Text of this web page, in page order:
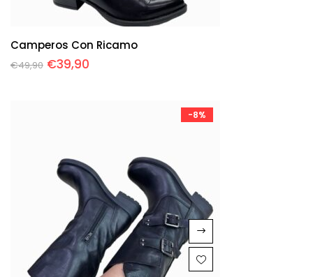
Camperos Con Ricamo
€49,90 €39,90
-8%